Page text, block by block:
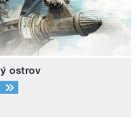
ostrov